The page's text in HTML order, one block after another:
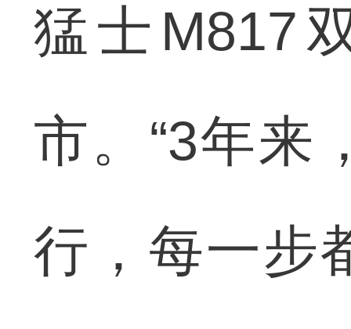
猛士M817
市。“3年来
行，每一步